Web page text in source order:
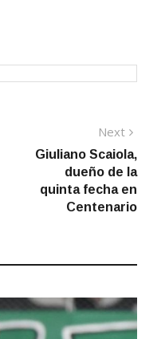
Next
post:
Giuliano Scaiola,
dueño de la
quinta fecha en
Centenario